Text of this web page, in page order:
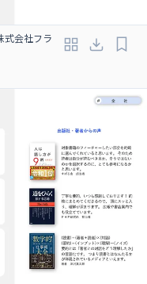
式会社フラ